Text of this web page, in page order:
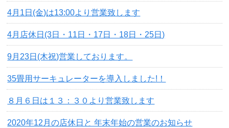
4月1日(金)は13:00より営業致します
4月店休日(3日・11日・17日・18日・25日)
9月23日(木祝)営業しております。
35畳用サーキュレーターを導入しました!！
８月６日は１３：３０より営業致します
2020年12月の店休日と 年末年始の営業のお知らせ